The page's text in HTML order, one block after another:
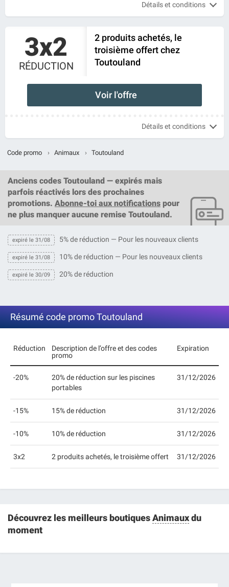
Détails et conditions
3x2
RÉDUCTION
2 produits achetés, le
troisième offert chez
Toutouland
Voir l'offre
Détails et conditions
Code promo › Animaux › Toutouland
Anciens codes Toutouland — expirés mais
parfois réactivés lors des prochaines
promotions. Abonne-toi aux notifications pour
ne plus manquer aucune remise Toutouland.
expiré le 31/08 5% de réduction — Pour les nouveaux clients
expiré le 31/08 10% de réduction — Pour les nouveaux clients
expiré le 30/09 20% de réduction
Résumé code promo Toutouland
Réduction
Description de l’offre et des codes
promo
Expiration
-20%
20% de réduction sur les piscines
portables
31/12/2026
-15% 15% de réduction 31/12/2026
-10% 10% de réduction 31/12/2026
3x2 2 produits achetés, le troisième offert 31/12/2026
Découvrez les meilleurs boutiquesAnimauxdu
moment